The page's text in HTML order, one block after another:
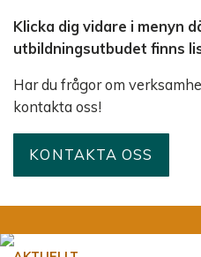
Klicka dig vidare i menyn
utbildningsutbudet finns
Har du frågor om
kontakta oss!
KONTAKTA OSS